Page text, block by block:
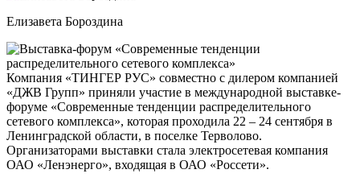
Елизавета Бороздина
Компания «ТИНГЕР РУС» совместно с дилером компанией
«ДЖВ Групп» приняли участие в международной выставке-
форуме «Современные тенденции распределительного
сетевого комплекса», которая проходила 22 – 24 сентября в
Ленинградской области, в поселке Терволово.
Организаторами выставки стала электросетевая компания
ОАО «Ленэнерго», входящая в ОАО «Россети».